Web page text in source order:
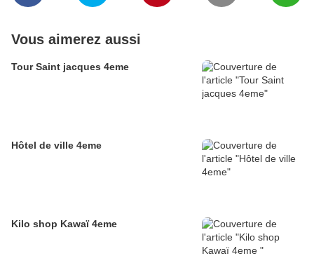
Vous aimerez aussi
Tour Saint jacques 4eme
Hôtel de ville 4eme
Kilo shop Kawaï 4eme